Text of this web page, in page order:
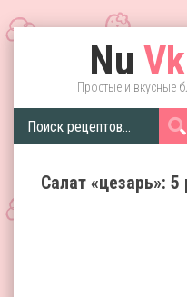
Nu
Простые и вкусные
Салат «цезарь»: